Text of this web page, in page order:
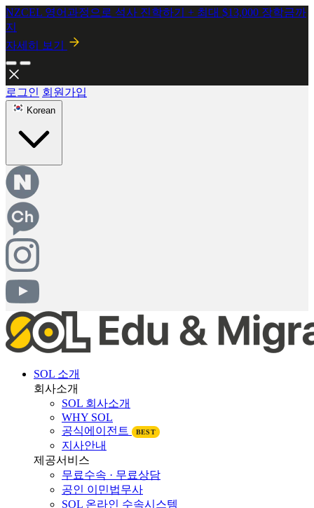
NZCEL 영어과정으로 석사 진학하기 + 최대 $13,000 장학금까
지
자세히 보기
2026년 8월 시행! 뉴질랜드 SMC 개정안 안내
자세히보기
Korean
SOL 소개
회사소개
SOL 회사소개
WHY SOL
공식에이전트
지사안내
제공서비스